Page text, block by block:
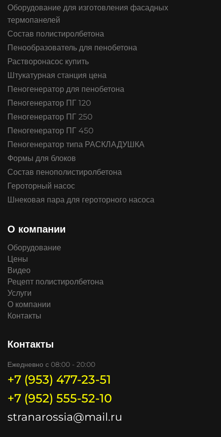
Оборудование для изготовления фасадных
термопанелей
Состав полистиролбетона
Пенообразователь для пенобетона
Растворонасос купить
Штукатурная станция цена
Пеногенератор для пенобетона
Пеногенератор ПГ 120
Пеногенератор ПГ 250
Пеногенератор ПГ 450
Пеногенератор типа РАСКЛАДУШКА
Формы для блоков
Состав пенополистиролбетона
Героторный насос
Шнековая пара для героторного насоса
О компании
Оборудование
Цены
Видео
Рецепт полистиролбетона
Услуги
О компании
Контакты
Контакты
Ежедневно с 08:00 - 20:00
+7 (953) 477-23-51
+7 (952) 555-52-10
stranarossia@mail.ru